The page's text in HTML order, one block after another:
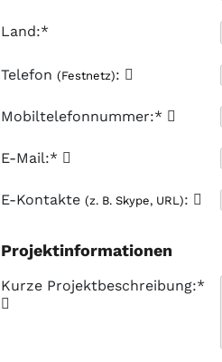
Land:*
Telefon (Festnetz):
Mobiltelefonnummer:*
E-Mail:*
E-Kontakte (z. B. Skype, URL):
Projektinformationen
Kurze Projektbeschreibung:*